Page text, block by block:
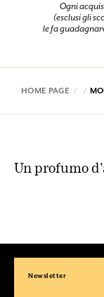
Ogni
(esclusi gli
le fa
HOME PAGE
Un profumo
Newsletter